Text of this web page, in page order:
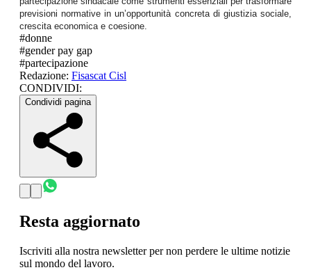
previsioni normative in un’opportunità concreta di giustizia sociale,
crescita economica e coesione.
#donne
#gender pay gap
#partecipazione
Redazione: Fisascat Cisl
CONDIVIDI:
Condividi pagina
Resta aggiornato
Iscriviti alla nostra newsletter per non perdere le ultime notizie
sul mondo del lavoro.